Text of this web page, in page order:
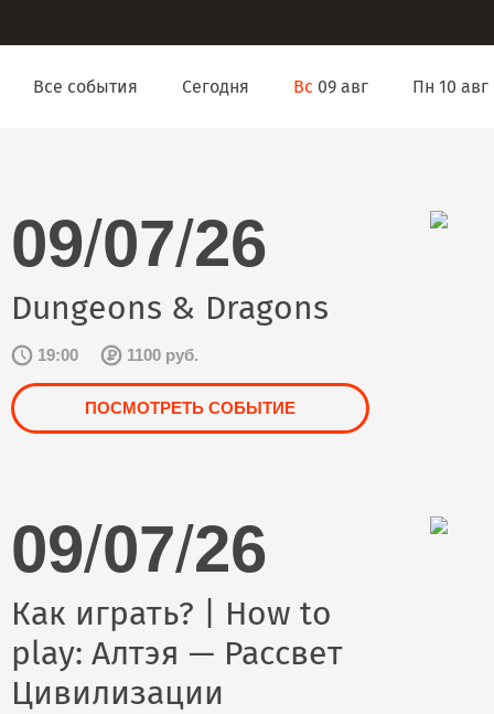
Все события Сегодня Вс 09 авг Пн 10 авг
09/07/26
Dungeons & Dragons
19:00 1100 руб.
ПОСМОТРЕТЬ СОБЫТИЕ
09/07/26
Как играть? | How to
play: Алтэя — Рассвет
Цивилизации